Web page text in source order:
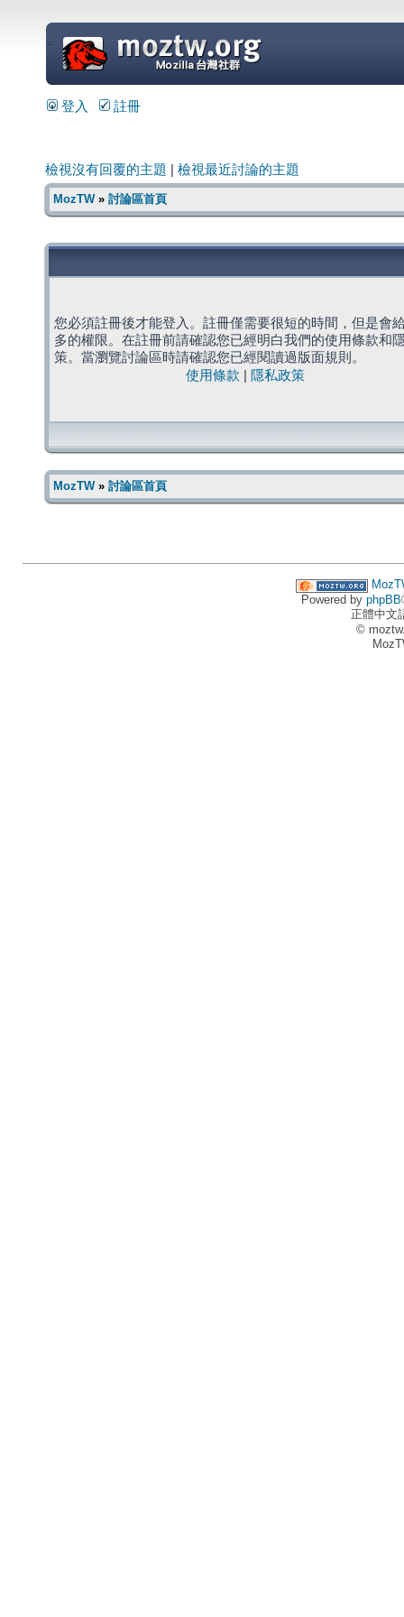
=
登入 註冊
檢視沒有回覆的主題 檢視最近討論的主題
MozTW» 討論區首頁
您必須註冊後才能登入。註冊僅需要很短的時間，但是會
多的權限。在註冊前請確認您已經明白我們的使用條款和
策。當瀏覽討論區時請確認您已經閱讀過版面規則。
使用條款
隱私政策
MozTW» 討論區首頁
Powered by phpBB
正體中文
©